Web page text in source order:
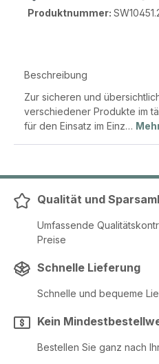
Produktnummer:
Beschreibung
Zur sicheren und
verschiedener Produkte im
für den Einsatz im Einz…
Qualität und
Umfassende
Preise
Schnelle Lieferung
Schnelle und bequeme
Kein
Bestellen Sie ganz nach